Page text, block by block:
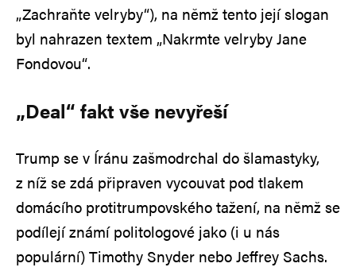
„Zachraňte velryby“), na němž tento její slogan
byl nahrazen textem „Nakrmte velryby Jane
Fondovou“.
„Deal“ fakt vše nevyřeší
Trump se v Íránu zašmodrchal do šlamastyky,
z níž se zdá připraven vycouvat pod tlakem
domácího protitrumpovského tažení, na němž se
podílejí známí politologové jako (i u nás
populární) Timothy Snyder nebo Jeffrey Sachs.